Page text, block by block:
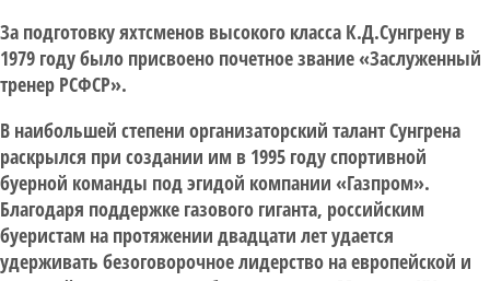
За подготовку яхтсменов высокого класса К.Д.Сунгрену в
1979 году было присвоено почетное звание «Заслуженный
тренер РСФСР».
В наибольшей степени организаторский талант Сунгрена
раскрылся при создании им в 1995 году спортивной
буерной команды под эгидой компании «Газпром».
Благодаря поддержке газового гиганта, российским
буеристам на протяжении двадцати лет удается
удерживать безоговорочное лидерство на европейской и